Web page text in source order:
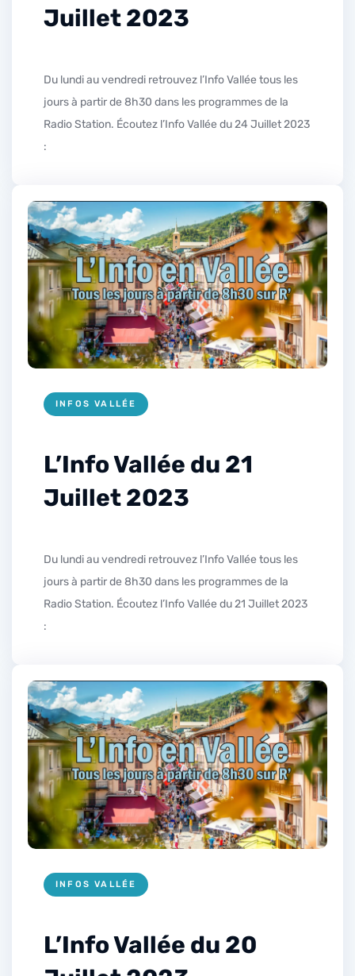
Juillet 2023
Du lundi au vendredi retrouvez l’Info Vallée tous les
jours à partir de 8h30 dans les programmes de la
Radio Station. Écoutez l’Info Vallée du 24 Juillet 2023
:
INFOS VALLÉE
L’Info Vallée du 21
Juillet 2023
Du lundi au vendredi retrouvez l’Info Vallée tous les
jours à partir de 8h30 dans les programmes de la
Radio Station. Écoutez l’Info Vallée du 21 Juillet 2023
:
INFOS VALLÉE
L’Info Vallée du 20